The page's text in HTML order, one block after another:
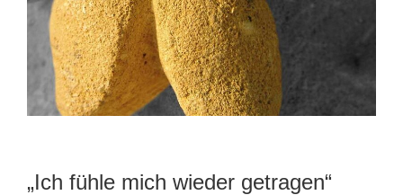
„Ich fühle mich wieder getragen“